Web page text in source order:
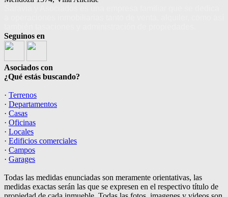
Seguinos en
Asociados con
¿Qué estás buscando?
· Terrenos
· Departamentos
· Casas
· Oficinas
· Locales
· Edificios comerciales
· Campos
· Garages
Todas las medidas enunciadas son meramente orientativas, las
medidas exactas serán las que se expresen en el respectivo título de